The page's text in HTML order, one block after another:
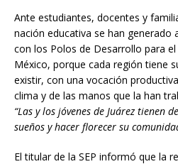
Ante estudiantes, docentes y
nación educativa se han generado
con los Polos de Desarrollo para
México, porque cada región tiene
existir, con una vocación
clima y de las manos que la han
“Las y los jóvenes de Juárez tienen
sueños y hacer florecer su
El titular de la SEP informó que la